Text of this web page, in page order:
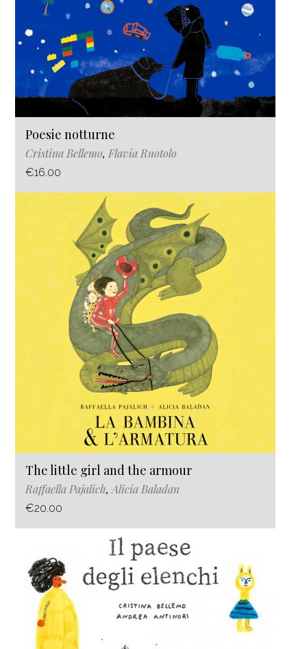
Poesie notturne
Cristina Bellemo, Flavia Ruotolo
€16.00
The little girl and the armour
Raffaella Pajalich,Alicia Baladan
€20.00